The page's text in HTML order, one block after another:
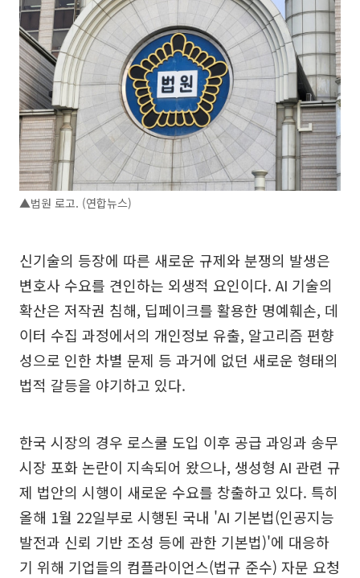
▲법원 로고. (연합뉴스)
신기술의 등장에 따른 새로운 규제와 분쟁의 발생은
변호사 수요를 견인하는 외생적 요인이다. AI 기술의
확산은 저작권 침해, 딥페이크를 활용한 명예훼손, 데
이터 수집 과정에서의 개인정보 유출, 알고리즘 편향
성으로 인한 차별 문제 등 과거에 없던 새로운 형태의
법적 갈등을 야기하고 있다.
한국 시장의 경우 로스쿨 도입 이후 공급 과잉과 송무
시장 포화 논란이 지속되어 왔으나, 생성형 AI 관련 규
제 법안의 시행이 새로운 수요를 창출하고 있다. 특히
올해 1월 22일부로 시행된 국내 'AI 기본법(인공지능
발전과 신뢰 기반 조성 등에 관한 기본법)'에 대응하
기 위해 기업들의 컴플라이언스(법규 준수) 자문 요청